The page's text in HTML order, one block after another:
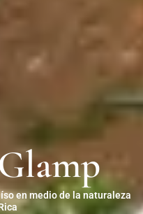
en medio de la naturaleza